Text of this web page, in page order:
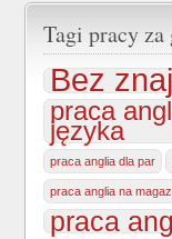
Tagi pracy
Bez
praca
języka
praca anglia dla par
praca anglia na
praca